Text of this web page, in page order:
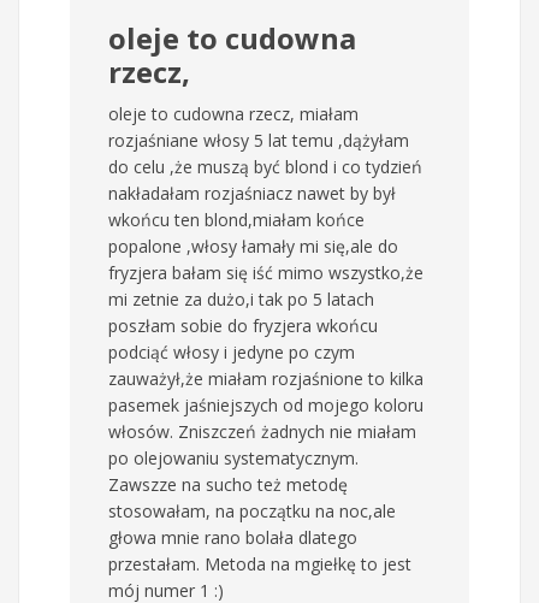
oleje to cudowna
rzecz,
oleje to cudowna rzecz, miałam
rozjaśniane włosy 5 lat temu ,dążyłam
do celu ,że muszą być blond i co tydzień
nakładałam rozjaśniacz nawet by był
wkońcu ten blond,miałam końce
popalone ,włosy łamały mi się,ale do
fryzjera bałam się iść mimo wszystko,że
mi zetnie za dużo,i tak po 5 latach
poszłam sobie do fryzjera wkońcu
podciąć włosy i jedyne po czym
zauważył,że miałam rozjaśnione to kilka
pasemek jaśniejszych od mojego koloru
włosów. Zniszczeń żadnych nie miałam
po olejowaniu systematycznym.
Zawszze na sucho też metodę
stosowałam, na początku na noc,ale
głowa mnie rano bolała dlatego
przestałam. Metoda na mgiełkę to jest
mój numer 1 :)